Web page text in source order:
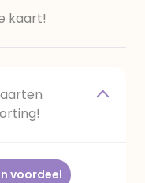
kaart!
voordeel